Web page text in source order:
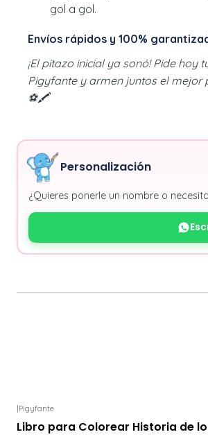
gol a gol.
Envíos rápidos y 100%
¡El pitazo inicial ya sonó! Pide
Pigyfante y armen juntos el
⚽🖍️
Personalización
¿Quieres ponerle un nombre o
|Pigyfante
Libro para Colorear Historia de